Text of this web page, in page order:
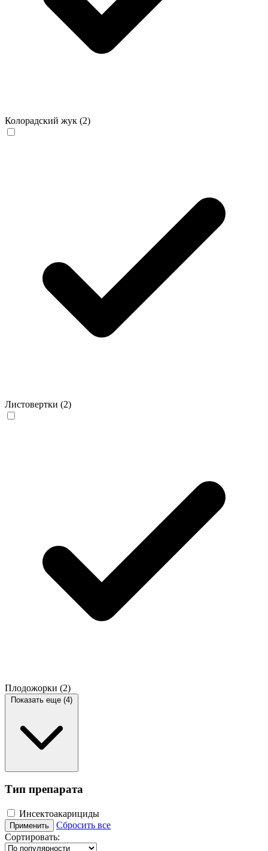
Колорадский жук (2)
Листовертки (2)
Плодожорки (2)
Показать еще (4)
Тип препарата
Инсектоакарициды
Применить
Сбросить все
Сортировать: